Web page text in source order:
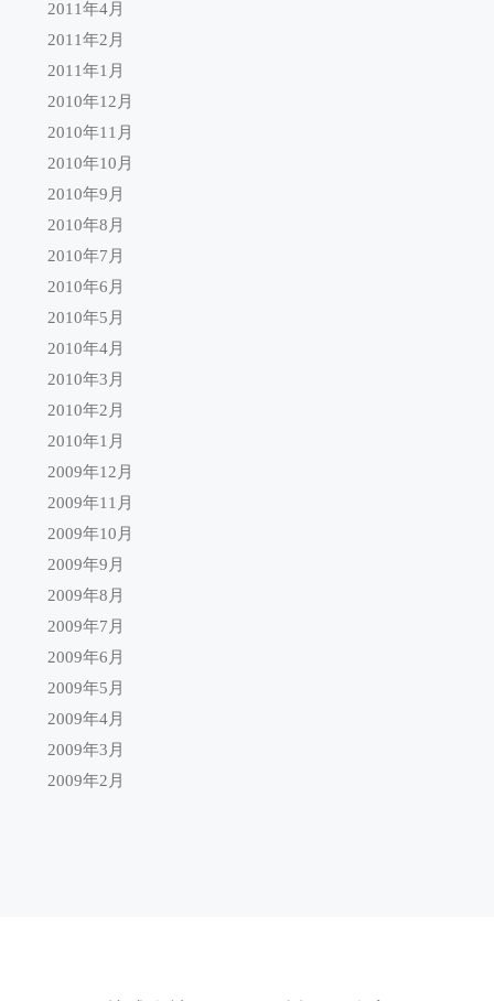
2011年4月
2011年2月
2011年1月
2010年12月
2010年11月
2010年10月
2010年9月
2010年8月
2010年7月
2010年6月
2010年5月
2010年4月
2010年3月
2010年2月
2010年1月
2009年12月
2009年11月
2009年10月
2009年9月
2009年8月
2009年7月
2009年6月
2009年5月
2009年4月
2009年3月
2009年2月